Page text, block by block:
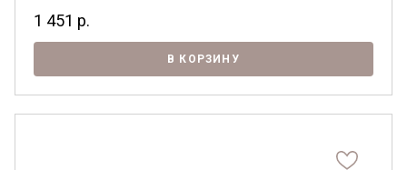
1 451 р.
В КОРЗИНУ